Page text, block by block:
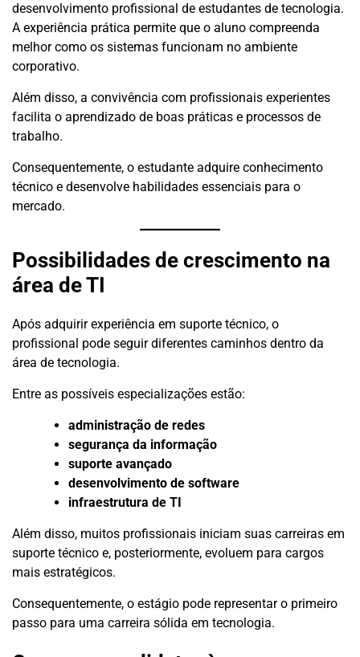
desenvolvimento profissional de estudantes de tecnologia.
A experiência prática permite que o aluno compreenda
melhor como os sistemas funcionam no ambiente
corporativo.
Além disso, a convivência com profissionais experientes
facilita o aprendizado de boas práticas e processos de
trabalho.
Consequentemente, o estudante adquire conhecimento
técnico e desenvolve habilidades essenciais para o
mercado.
Possibilidades de crescimento na
área de TI
Após adquirir experiência em suporte técnico, o
profissional pode seguir diferentes caminhos dentro da
área de tecnologia.
Entre as possíveis especializações estão:
administração de redes
segurança da informação
suporte avançado
desenvolvimento de software
infraestrutura de TI
Além disso, muitos profissionais iniciam suas carreiras em
suporte técnico e, posteriormente, evoluem para cargos
mais estratégicos.
Consequentemente, o estágio pode representar o primeiro
passo para uma carreira sólida em tecnologia.